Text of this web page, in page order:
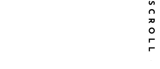
SCROLL